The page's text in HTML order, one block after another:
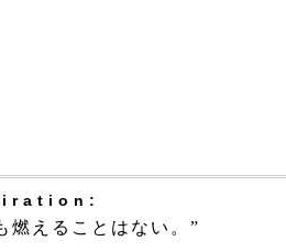
燃えることはない。”